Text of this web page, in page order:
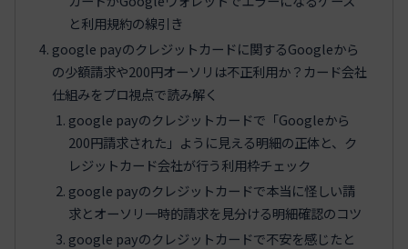
と利用規約の線引き
google payのクレジットカードに関するGoogleから
の少額請求や200円オーソリは不正利用か？カード会社
仕組みをプロ視点で読み解く
google payのクレジットカードで「Googleから
200円請求された」ように見える明細の正体と、ク
レジットカード会社が行う利用枠チェック
google payのクレジットカードで本当に怪しい請
求とオーソリ一時的請求を見分ける明細確認のコツ
google payのクレジットカードで不安を感じたと